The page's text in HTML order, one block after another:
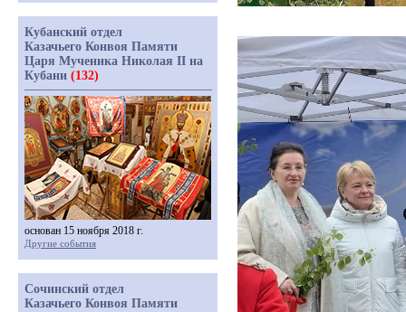
Кубанский отдел
Казачьего Конвоя Памяти
Царя Мученика Николая II на
Кубани (132)
основан 15 ноября 2018 г.
Другие события
Сочинский отдел
Казачьего Конвоя Памяти